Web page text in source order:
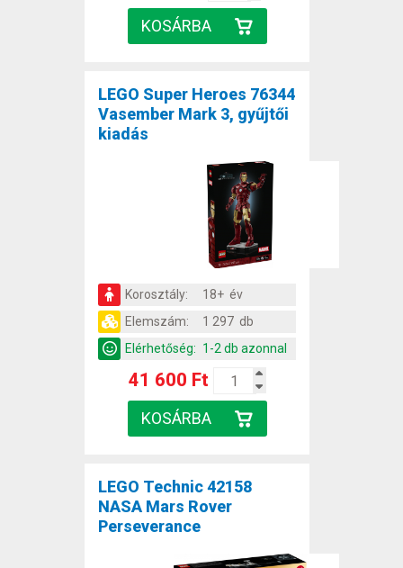
LEGO Super Heroes 76344
Vasember Mark 3, gyűjtői
kiadás
Korosztály:
18+ év
Elemszám:
1 297 db
Elérhetőség: 1-2 db azonnal
41 600 Ft
LEGO Technic 42158
NASA Mars Rover
Perseverance